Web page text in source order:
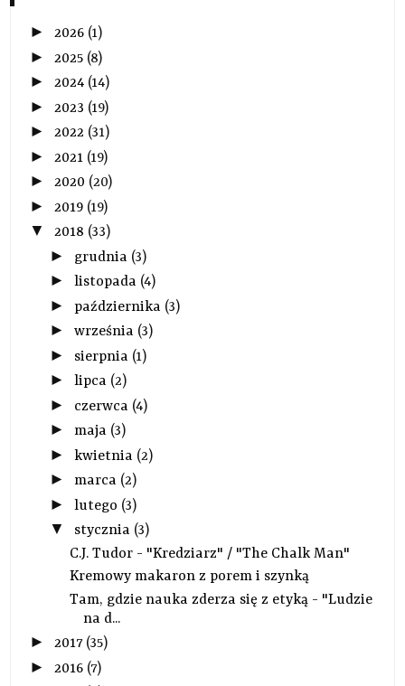
►2026 (1)
► 2025 (8)
►2024 (14)
► 2023 (19)
►2022 (31)
► 2021 (19)
►2020 (20)
► 2019 (19)
▼2018 (33)
► grudnia (3)
► listopada (4)
► października (3)
► września (3)
► sierpnia (1)
► lipca (2)
► czerwca (4)
► maja (3)
► kwietnia (2)
► marca (2)
► lutego (3)
▼ stycznia (3)
C.J. Tudor - "Kredziarz" / "The Chalk Man"
Kremowy makaron z porem i szynką
Tam, gdzie nauka zderza się z etyką - "Ludzie
na d...
►2017 (35)
► 2016 (7)